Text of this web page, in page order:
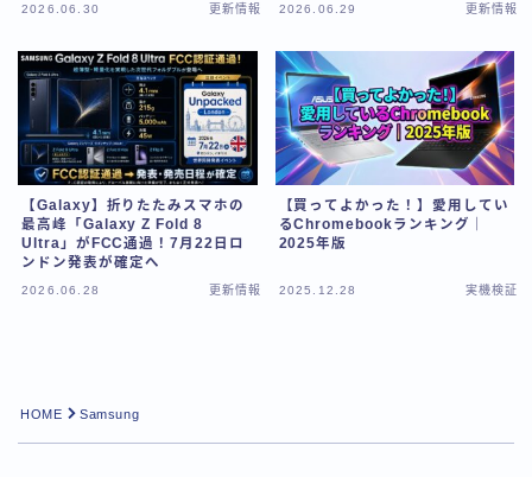
2026.06.30 更新情報 2026.06.29 更新情報
【Galaxy】折りたたみスマホの
最高峰「Galaxy Z Fold 8
Ultra」がFCC通過！7月22日ロ
ンドン発表が確定へ
2026.06.28 更新情報
【買ってよかった！】愛用してい
るChromebookランキング｜
2025年版
2025.12.28 実機検証
HOME Samsung